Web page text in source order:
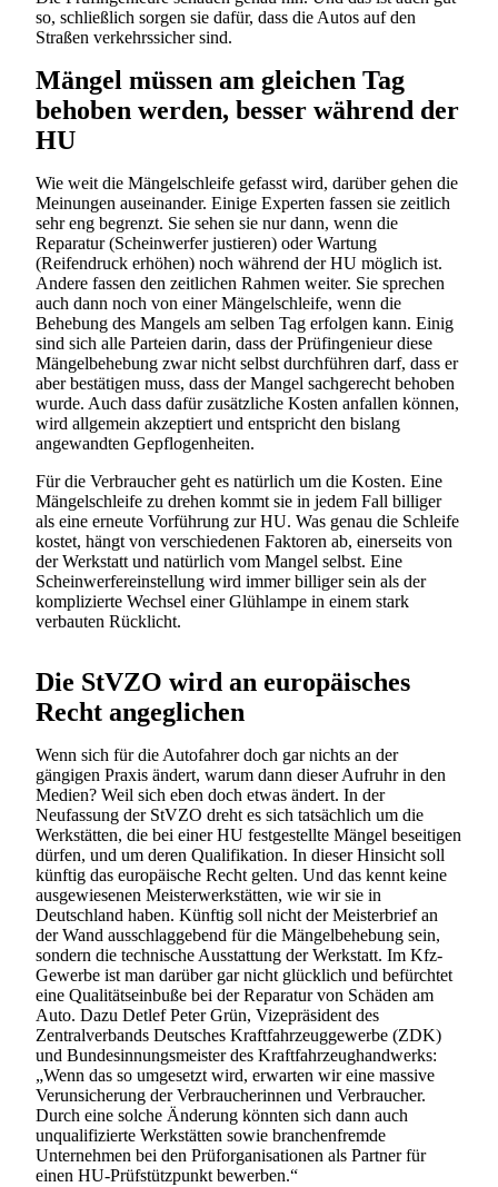
so, schließlich sorgen sie dafür, dass die Autos auf den
Straßen verkehrssicher sind.
Mängel müssen am gleichen Tag
behoben werden, besser während der
HU
Wie weit die Mängelschleife gefasst wird, darüber gehen die
Meinungen auseinander. Einige Experten fassen sie zeitlich
sehr eng begrenzt. Sie sehen sie nur dann, wenn die
Reparatur (Scheinwerfer justieren) oder Wartung
(Reifendruck erhöhen) noch während der HU möglich ist.
Andere fassen den zeitlichen Rahmen weiter. Sie sprechen
auch dann noch von einer Mängelschleife, wenn die
Behebung des Mangels am selben Tag erfolgen kann. Einig
sind sich alle Parteien darin, dass der Prüfingenieur diese
Mängelbehebung zwar nicht selbst durchführen darf, dass er
aber bestätigen muss, dass der Mangel sachgerecht behoben
wurde. Auch dass dafür zusätzliche Kosten anfallen können,
wird allgemein akzeptiert und entspricht den bislang
angewandten Gepflogenheiten.
Für die Verbraucher geht es natürlich um die Kosten. Eine
Mängelschleife zu drehen kommt sie in jedem Fall billiger
als eine erneute Vorführung zur HU. Was genau die Schleife
kostet, hängt von verschiedenen Faktoren ab, einerseits von
der Werkstatt und natürlich vom Mangel selbst. Eine
Scheinwerfereinstellung wird immer billiger sein als der
komplizierte Wechsel einer Glühlampe in einem stark
verbauten Rücklicht.
Die StVZO wird an europäisches
Recht angeglichen
Wenn sich für die Autofahrer doch gar nichts an der
gängigen Praxis ändert, warum dann dieser Aufruhr in den
Medien? Weil sich eben doch etwas ändert. In der
Neufassung der StVZO dreht es sich tatsächlich um die
Werkstätten, die bei einer HU festgestellte Mängel beseitigen
dürfen, und um deren Qualifikation. In dieser Hinsicht soll
künftig das europäische Recht gelten. Und das kennt keine
ausgewiesenen Meisterwerkstätten, wie wir sie in
Deutschland haben. Künftig soll nicht der Meisterbrief an
der Wand ausschlaggebend für die Mängelbehebung sein,
sondern die technische Ausstattung der Werkstatt. Im Kfz-
Gewerbe ist man darüber gar nicht glücklich und befürchtet
eine Qualitätseinbuße bei der Reparatur von Schäden am
Auto. Dazu Detlef Peter Grün, Vizepräsident des
Zentralverbands Deutsches Kraftfahrzeuggewerbe (ZDK)
und Bundesinnungsmeister des Kraftfahrzeughandwerks:
„Wenn das so umgesetzt wird, erwarten wir eine massive
Verunsicherung der Verbraucherinnen und Verbraucher.
Durch eine solche Änderung könnten sich dann auch
unqualifizierte Werkstätten sowie branchenfremde
Unternehmen bei den Prüforganisationen als Partner für
einen HU-Prüfstützpunkt bewerben.“